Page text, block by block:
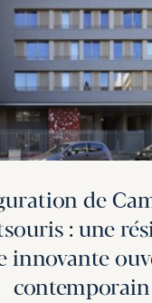
de
: une
innovante
contemporain